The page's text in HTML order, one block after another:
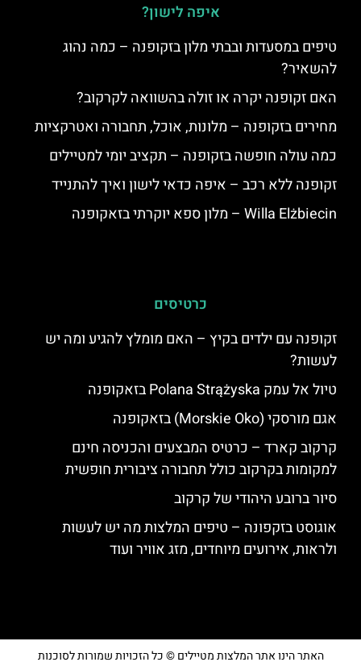
איפה לישון?
טיפים במסעדות ובבתי מלון בזקופנה – כמה נהוג
להשאיר?
האם זקופנה יקרה או זולה בהשוואה לקרקוב?
מחירים בזקופנה – מלונות, אוכל, תחבורה ואטרקציות
כמה עולה חופשה בזקופנה – תקציב יומי למטיילים
זקופנה ללא רכב – איפה כדאי לישון ואיך להתנייד
Willa Elżbiecin – מלון ספא יוקרתי בזאקופנה
כרטיסים
זקופנה עם ילדים בקיץ – האם מומלץ להגיע ומה יש
לעשות?
טיול אל עמק Polana Strążyska בזאקופנה
אגם מורסקי (Morskie Oko) בזאקופנה
קרקוב קארד – כרטיס המבצעים והכניסה חינם
למקומות בקרקוב כולל תחבורה ציבורית חופשית
סיור ברובע היהודי של קרקוב
אוגוסט בזקפונה – טיפים המלצות מה יש לעשות
ולראות, אירועים מיוחדים, מזג אוויר ועוד
האתר הינו אתר המלצות מטיילים © כל הזכויות שמורות לסוכנות